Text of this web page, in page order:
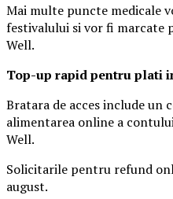
Mai multe puncte medicale
festivalului si vor fi marcate
Well.
Top-up rapid pentru plati i
Bratara de acces include un
alimentarea online a
Well.
Solicitarile pentru refund
august.